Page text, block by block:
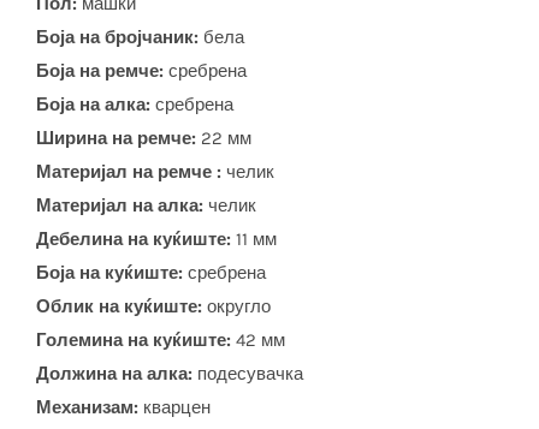
Боја на бројчаник: бела
Боја на ремче: сребрена
Боја на алка: сребрена
Ширина на ремче: 22 мм
Материјал на ремче : челик
Материјал на алка: челик
Дебелина на куќиште: 11 мм
Боја на куќиште: сребрена
Облик на куќиште: округло
Големина на куќиште: 42 мм
Должина на алка: подесувачка
Механизам: кварцен